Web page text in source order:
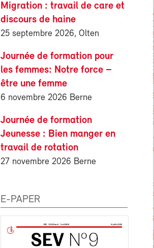
Migration : travail de care et
discours de haine
25 septembre 2026, Olten
Journée de formation pour
les femmes: Notre force –
être une femme
6 novembre 2026 Berne
Journée de formation
Jeunesse : Bien manger en
travail de rotation
27 novembre 2026 Berne
E-PAPER